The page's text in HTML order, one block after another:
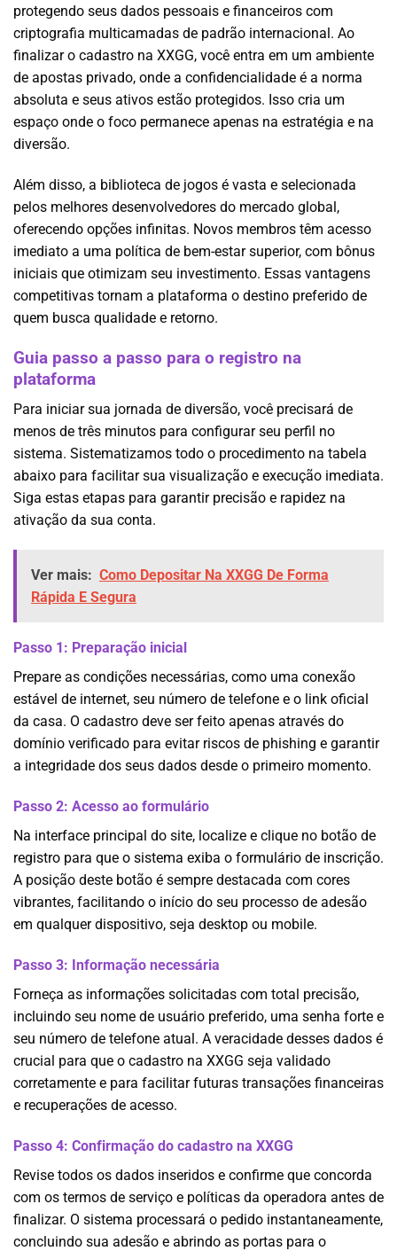
protegendo seus dados pessoais e financeiros com
criptografia multicamadas de padrão internacional. Ao
finalizar o cadastro na XXGG, você entra em um ambiente
de apostas privado, onde a confidencialidade é a norma
absoluta e seus ativos estão protegidos. Isso cria um
espaço onde o foco permanece apenas na estratégia e na
diversão.
Além disso, a biblioteca de jogos é vasta e selecionada
pelos melhores desenvolvedores do mercado global,
oferecendo opções infinitas. Novos membros têm acesso
imediato a uma política de bem-estar superior, com bônus
iniciais que otimizam seu investimento. Essas vantagens
competitivas tornam a plataforma o destino preferido de
quem busca qualidade e retorno.
Guia passo a passo para o registro na
plataforma
Para iniciar sua jornada de diversão, você precisará de
menos de três minutos para configurar seu perfil no
sistema. Sistematizamos todo o procedimento na tabela
abaixo para facilitar sua visualização e execução imediata.
Siga estas etapas para garantir precisão e rapidez na
ativação da sua conta.
Ver mais: Como Depositar Na XXGG De Forma
Rápida E Segura
Passo 1: Preparação inicial
Prepare as condições necessárias, como uma conexão
estável de internet, seu número de telefone e o link oficial
da casa. O cadastro deve ser feito apenas através do
domínio verificado para evitar riscos de phishing e garantir
a integridade dos seus dados desde o primeiro momento.
Passo 2: Acesso ao formulário
Na interface principal do site, localize e clique no botão de
registro para que o sistema exiba o formulário de inscrição.
A posição deste botão é sempre destacada com cores
vibrantes, facilitando o início do seu processo de adesão
em qualquer dispositivo, seja desktop ou mobile.
Passo 3: Informação necessária
Forneça as informações solicitadas com total precisão,
incluindo seu nome de usuário preferido, uma senha forte e
seu número de telefone atual. A veracidade desses dados é
crucial para que o cadastro na XXGG seja validado
corretamente e para facilitar futuras transações financeiras
e recuperações de acesso.
Passo 4: Confirmação do cadastro na XXGG
Revise todos os dados inseridos e confirme que concorda
com os termos de serviço e políticas da operadora antes de
finalizar. O sistema processará o pedido instantaneamente,
concluindo sua adesão e abrindo as portas para o